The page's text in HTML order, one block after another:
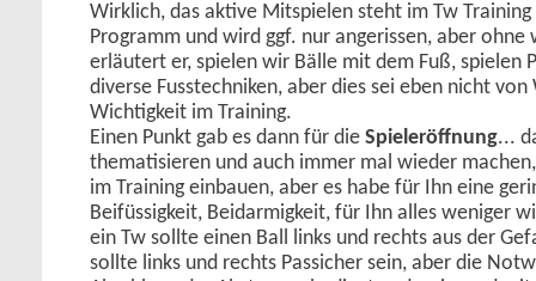
Wirklich, das aktive Mitspielen steht im Tw
Programm und wird ggf. nur angerissen, aber ohne
erläutert er, spielen wir Bälle mit dem Fuß, spielen
diverse Fusstechniken, aber dies sei eben nicht
Wichtigkeit im Training.
Einen Punkt gab es dann für die Spieleröffnung...
thematisieren und auch immer mal wieder
im Training einbauen, aber es habe für Ihn eine
Beifüssigkeit, Beidarmigkeit, für Ihn alles weniger
ein Tw sollte einen Ball links und rechts aus der
sollte links und rechts Passicher sein, aber die